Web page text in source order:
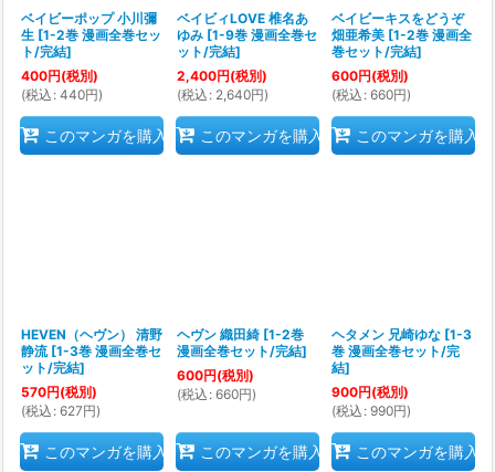
ベイビーポップ 小川彌
生 [1-2巻 漫画全巻セッ
ト/完結]
400円(税別)
(税込 : 440円)
このマンガを購入
ベイビィLOVE 椎名あ
ゆみ [1-9巻 漫画全巻セ
ット/完結]
2,400円(税別)
(税込 : 2,640円)
このマンガを購入
ベイビーキスをどうぞ
畑亜希美 [1-2巻 漫画全
巻セット/完結]
600円(税別)
(税込 : 660円)
このマンガを購入
HEVEN（ヘヴン） 清野
静流 [1-3巻 漫画全巻セ
ット/完結]
570円(税別)
(税込 : 627円)
このマンガを購入
ヘヴン 織田綺 [1-2巻
漫画全巻セット/完結]
600円(税別)
(税込 : 660円)
このマンガを購入
ヘタメン 兄崎ゆな [1-3
巻 漫画全巻セット/完
結]
900円(税別)
(税込 : 990円)
このマンガを購入